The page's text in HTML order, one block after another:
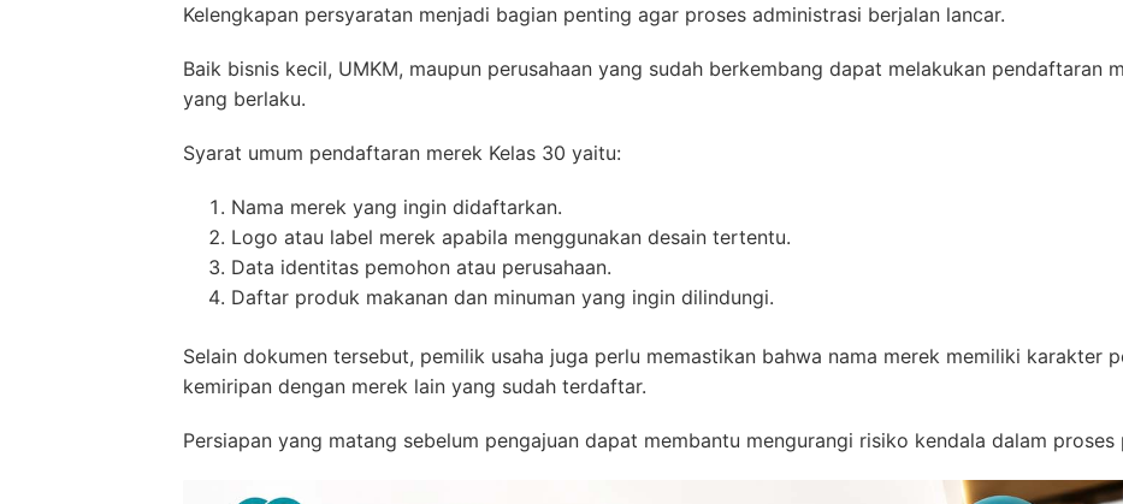
Kelengkapan persyaratan menjadi bagian penting agar proses administrasi berjalan lancar.
Baik bisnis kecil, UMKM, maupun perusahaan yang sudah berkembang dapat melakukan pendaftaran
yang berlaku.
Syarat umum pendaftaran merek Kelas 30 yaitu:
Nama merek yang ingin didaftarkan.
Logo atau label merek apabila menggunakan desain tertentu.
Data identitas pemohon atau perusahaan.
Daftar produk makanan dan minuman yang ingin dilindungi.
Selain dokumen tersebut, pemilik usaha juga perlu memastikan bahwa nama merek memiliki karakter
kemiripan dengan merek lain yang sudah terdaftar.
Persiapan yang matang sebelum pengajuan dapat membantu mengurangi risiko kendala dalam proses